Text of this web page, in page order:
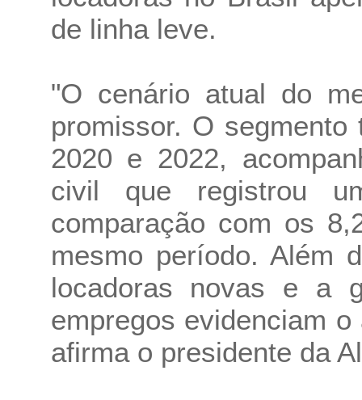
de linha leve.
"O cenário atual do
promissor. O
2020 e 2022,
civil que registrou
comparação com os
mesmo período. Além
locadoras novas e a
empregos evidenciam
afirma o presidente da